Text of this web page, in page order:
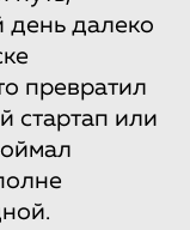
день далеко
превратил
стартап или